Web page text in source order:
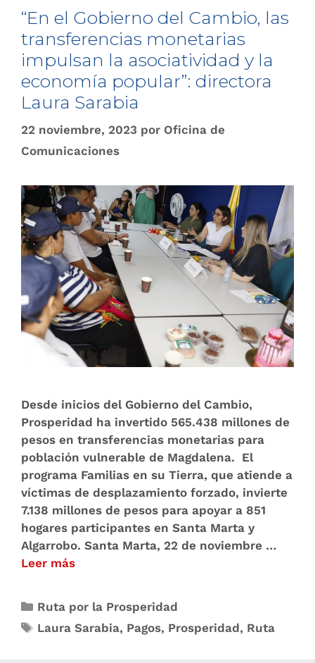
“En el Gobierno del Cambio, las
transferencias monetarias
impulsan la asociatividad y la
economía popular”: directora
Laura Sarabia
22 noviembre, 2023 por Oficina de
Comunicaciones
Desde inicios del Gobierno del Cambio,
Prosperidad ha invertido 565.438 millones de
pesos en transferencias monetarias para
población vulnerable de Magdalena. El
programa Familias en su Tierra, que atiende a
víctimas de desplazamiento forzado, invierte
7.138 millones de pesos para apoyar a 851
hogares participantes en Santa Marta y
Algarrobo. Santa Marta, 22 de noviembre …
Leer más
Ruta por la Prosperidad
Laura Sarabia, Pagos, Prosperidad, Ruta